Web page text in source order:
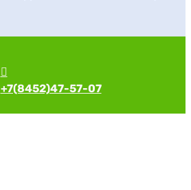
+7(8452)47-57-07